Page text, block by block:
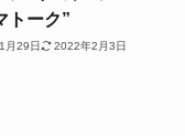
トーク”
月29日 2022年2月3日